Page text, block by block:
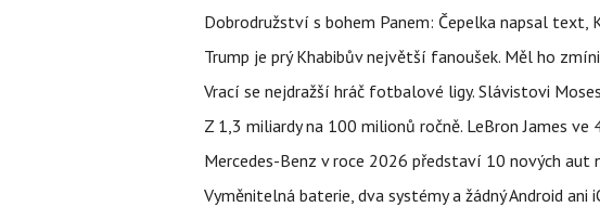
Dobrodružství s bohem Panem: Čepelka napsal
Trump je prý Khabibův největší fanoušek. Měl ho
Vrací se nejdražší hráč fotbalové ligy. Slávistovi
Z 1,3 miliardy na 100 milionů ročně. LeBron James
Mercedes-Benz v roce 2026 představí 10 nových aut
Vyměnitelná baterie, dva systémy a žádný Android